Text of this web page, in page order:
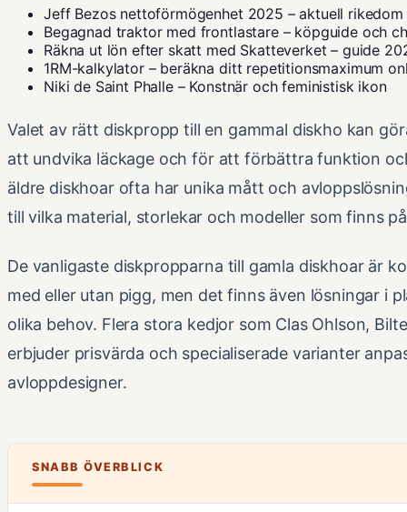
Jeff Bezos nettoförmögenhet 2025 – aktuell
Begagnad traktor med frontlastare – köpguide och
Räkna ut lön efter skatt med Skatteverket – guide
1RM-kalkylator – beräkna ditt repetitionsmaximum
Niki de Saint Phalle – Konstnär och feministisk ikon
Valet av rätt diskpropp till en gammal diskho kan
att undvika läckage och för att förbättra funktion
äldre diskhoar ofta har unika mått och
till vilka material, storlekar och modeller som finns
De vanligaste diskpropparna till gamla diskhoar är
med eller utan pigg, men det finns även lösningar i
olika behov. Flera stora kedjor som Clas Ohlson,
erbjuder prisvärda och specialiserade varianter
avloppdesigner.
SNABB ÖVERBLICK